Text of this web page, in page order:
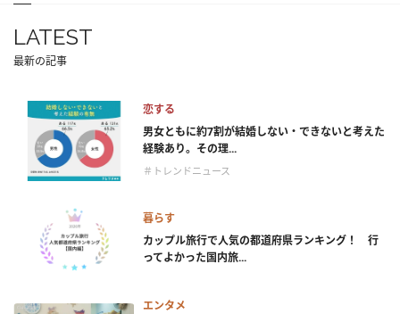
LATEST
最新の記事
恋する
男女ともに約7割が結婚しない・できないと考えた
経験あり。その理...
＃トレンドニュース
暮らす
カップル旅行で人気の都道府県ランキング！ 行
ってよかった国内旅...
エンタメ